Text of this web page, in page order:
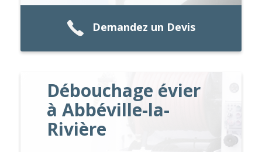
Demandez un Devis
Débouchage évier
à Abbéville-la-
Rivière